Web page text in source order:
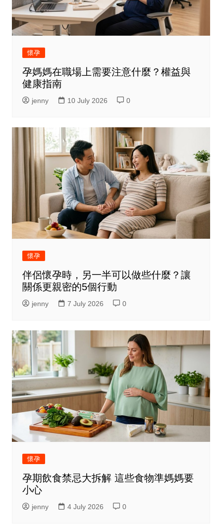
懷孕
孕媽媽在職場上需要注意什麼？權益與
健康指南
jenny 10 July 2026 0
懷孕
伴侶懷孕時，另一半可以做些什麼？讓
關係更親密的5個行動
jenny 7 July 2026 0
懷孕
孕期飲食禁忌大拆解 這些食物準媽媽要
小心
jenny 4 July 2026 0